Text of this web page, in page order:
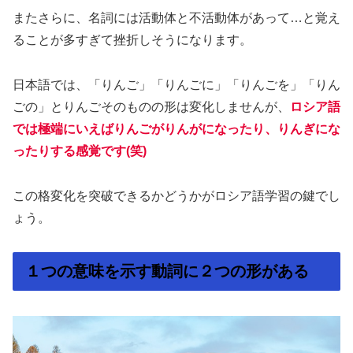
またさらに、名詞には活動体と不活動体があって…と覚え
ることが多すぎて挫折しそうになります。
日本語では、「りんご」「りんごに」「りんごを」「りん
ごの」とりんごそのものの形は変化しませんが、
ロシア語
では極端にいえばりんごがりんがになったり、りんぎにな
ったりする感覚です(笑)
この格変化を突破できるかどうかがロシア語学習の鍵でし
ょう。
１つの意味を示す動詞に２つの形がある